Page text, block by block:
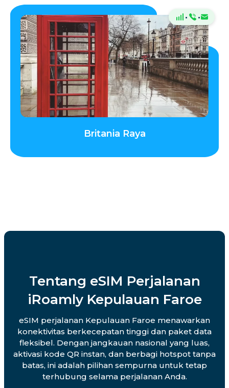
· ·
Britania Raya
Tentang eSIM Perjalanan
iRoamly Kepulauan Faroe
eSIM perjalanan Kepulauan Faroe menawarkan
konektivitas berkecepatan tinggi dan paket data
fleksibel. Dengan jangkauan nasional yang luas,
aktivasi kode QR instan, dan berbagi hotspot tanpa
batas, ini adalah pilihan sempurna untuk tetap
terhubung selama perjalanan Anda.